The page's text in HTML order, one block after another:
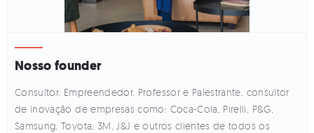
Nosso founder
Consultor, Empreendedor, Professor e Palestrante, consultor
de inovação de empresas como: Coca-Cola, Pirelli, P&G,
Samsung, Toyota, 3M, J&J e outros clientes de todos os